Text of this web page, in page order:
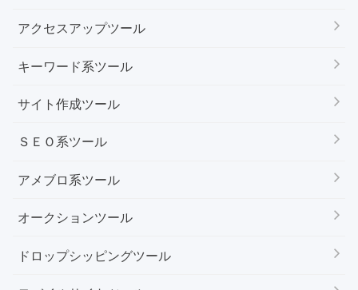
アクセスアップツール
キーワード系ツール
サイト作成ツール
ＳＥＯ系ツール
アメブロ系ツール
オークションツール
ドロップシッピングツール